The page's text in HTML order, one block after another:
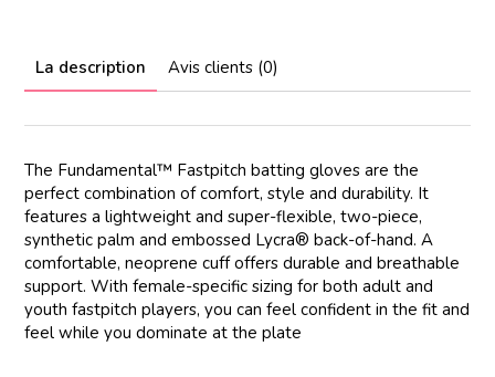
La description Avis clients (0)
The Fundamental™ Fastpitch batting gloves are the
perfect combination of comfort, style and durability. It
features a lightweight and super-flexible, two-piece,
synthetic palm and embossed Lycra® back-of-hand. A
comfortable, neoprene cuff offers durable and breathable
support. With female-specific sizing for both adult and
youth fastpitch players, you can feel confident in the fit and
feel while you dominate at the plate